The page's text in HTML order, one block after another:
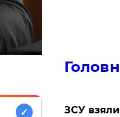
✓ ЗСУ